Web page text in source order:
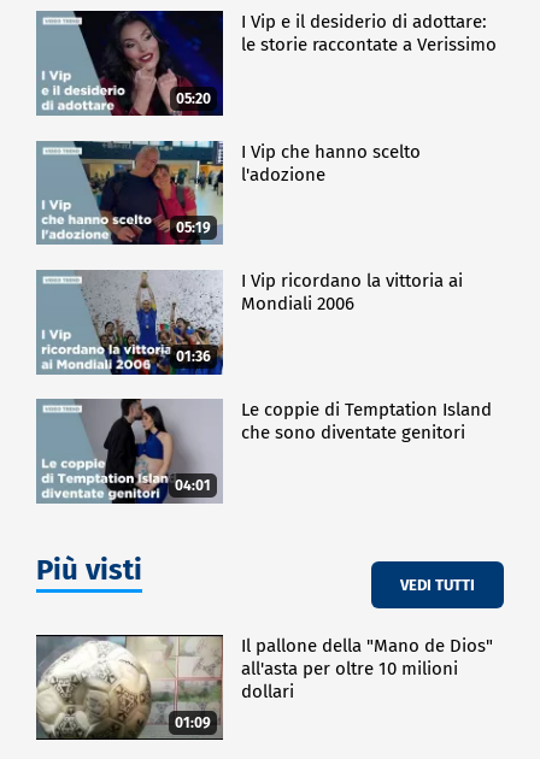
05:20
I Vip e il desiderio di adottare:
le storie raccontate a Verissimo
05:19
I Vip che hanno scelto
l'adozione
01:36
I Vip ricordano la vittoria ai
Mondiali 2006
04:01
Le coppie di Temptation Island
che sono diventate genitori
Più visti VEDI TUTTI
01:09
Il pallone della "Mano de Dios"
all'asta per oltre 10 milioni
dollari